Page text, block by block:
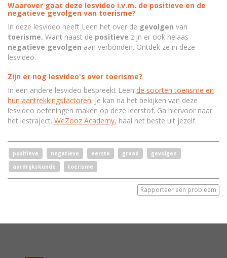
Waarover gaat deze lesvideo i.v.m. de positieve en de
negatieve gevolgen van toerisme?
In deze lesvideo heeft Leen het over de gevolgen van
toerisme. Want naast de positieve zijn er ook helaas
negatieve gevolgen aan verbonden. Ontdek ze in deze
lesvideo.
Zijn er nog lesvideo's over toerisme?
In een andere lesvideo bespreekt Leen de soorten toerisme en
hun aantrekkingsfactoren. Je kan na het bekijken van deze
lesvideo oefeningen maken op deze leerstof. Ga hiervoor naar
het lestraject. WeZooz Academy, haal het beste uit jezelf.
positieve negatieve eerste graad
gevolgen
aardrijkskunde
toerisme
Rapporteer een probleem